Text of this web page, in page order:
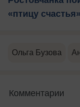
«птицу счастья»
Ольга Бузова
Комментарии